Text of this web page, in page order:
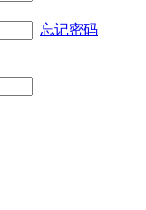
忘记密码